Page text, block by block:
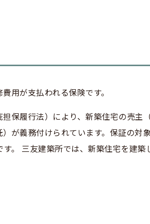
用が支払われる保険です。
保履行法）により、新築住宅の売主
が義務付けられています。保証の対
。 三友建築所では、新築住宅を建